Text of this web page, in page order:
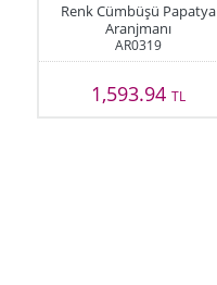
Renk Cümbüşü Papatya
Aranjmanı
AR0319
1,593.94TL